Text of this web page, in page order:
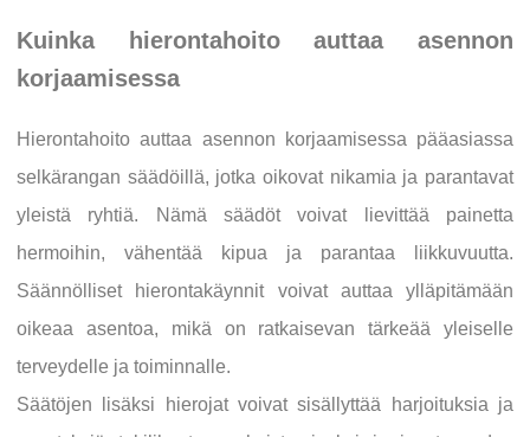
Kuinka hierontahoito auttaa asennon
korjaamisessa
Hierontahoito auttaa asennon korjaamisessa pääasiassa
selkärangan säädöillä, jotka oikovat nikamia ja parantavat
yleistä ryhtiä. Nämä säädöt voivat lievittää painetta
hermoihin, vähentää kipua ja parantaa liikkuvuutta.
Säännölliset hierontakäynnit voivat auttaa ylläpitämään
oikeaa asentoa, mikä on ratkaisevan tärkeää yleiselle
terveydelle ja toiminnalle.
Säätöjen lisäksi hierojat voivat sisällyttää harjoituksia ja